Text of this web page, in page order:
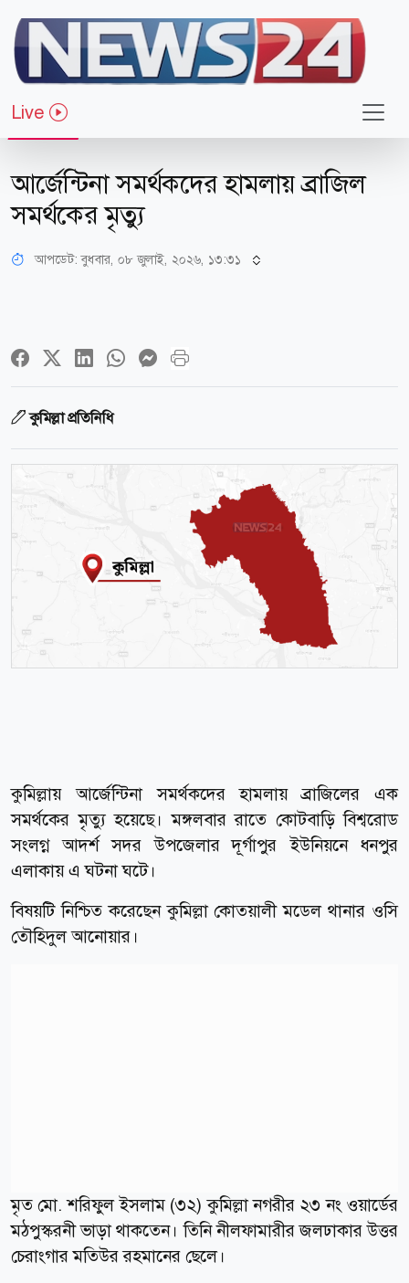
Live
খেলাধুলা
আর্জেন্টিনা সমর্থকদের হামলায় ব্রাজিল
সমর্থকের মৃত্যু
আপডেট: বুধবার, ০৮ জুলাই, ২০২৬, ১৩:৩১
কুমিল্লা প্রতিনিধি
কুমিল্লায় আর্জেন্টিনা সমর্থকদের হামলায় ব্রাজিলের এক
সমর্থকের মৃত্যু হয়েছে। মঙ্গলবার রাতে কোটবাড়ি বিশ্বরোড
সংলগ্ন আদর্শ সদর উপজেলার দূর্গাপুর ইউনিয়নে ধনপুর
এলাকায় এ ঘটনা ঘটে।
বিষয়টি নিশ্চিত করেছেন কুমিল্লা কোতয়ালী মডেল থানার ওসি
তৌহিদুল আনোয়ার।
মৃত মো. শরিফুল ইসলাম (৩২) কুমিল্লা নগরীর ২৩ নং ওয়ার্ডের
মঠপুস্করনী ভাড়া থাকতেন। তিনি নীলফামারীর জলঢাকার উত্তর
চেরাংগার মতিউর রহমানের ছেলে।